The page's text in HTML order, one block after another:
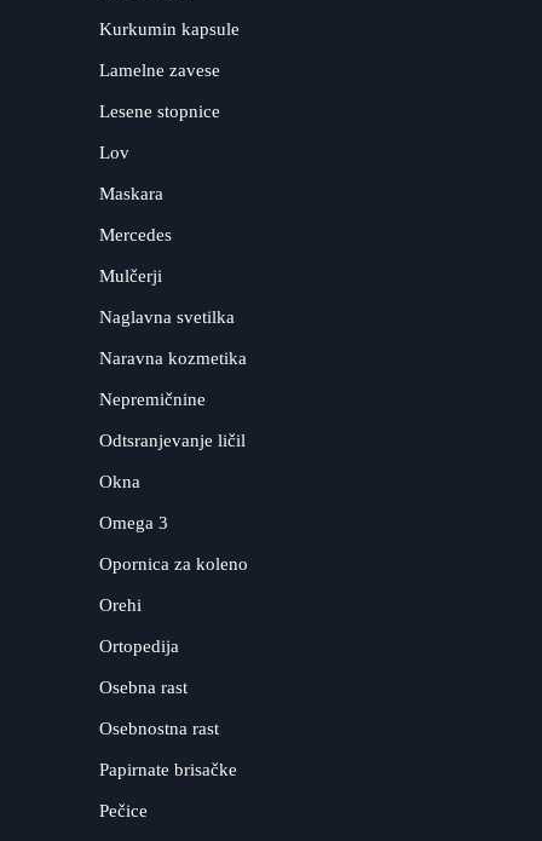
Kurkumin kapsule
Lamelne zavese
Lesene stopnice
Lov
Maskara
Mercedes
Mulčerji
Naglavna svetilka
Naravna kozmetika
Nepremičnine
Odtsranjevanje ličil
Okna
Omega 3
Opornica za koleno
Orehi
Ortopedija
Osebna rast
Osebnostna rast
Papirnate brisačke
Pečice